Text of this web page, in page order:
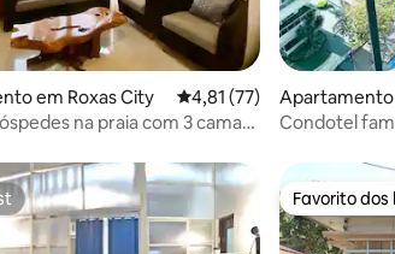
em 5 estrelas, 268avaliações
em Roxas City Classificação média de
4,81 (77)
na praia com 3 camas,
SM
Apartamento
Condotel
Favorito dos
Favorito dos